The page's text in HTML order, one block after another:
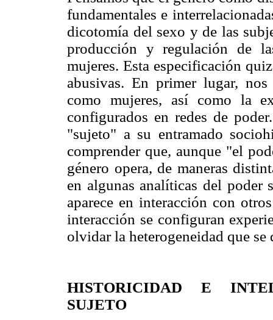
fundamentales e
dicotomía del sexo y de las
producción y regulación de
mujeres. Esta especificación
abusivas. En primer lugar,
como mujeres, así como la
configurados en redes de
"sujeto" a su entramado
comprender que, aunque "el
género opera, de maneras
en algunas analíticas del poder
aparece en interacción con
interacción se configuran
olvidar la heterogeneidad que se
HISTORICIDAD E
SUJETO